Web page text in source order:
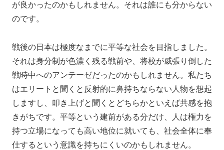
が良かったのかもしれません。それは誰にも分からない
のです。
戦後の日本は極度なまでに平等な社会を目指しました。
それは身分制が色濃く残る戦前や、将校が威張り倒した
戦時中へのアンテーゼだったのかもしれません。私たち
はエリートと聞くと反射的に鼻持ちならない人物を想起
しますし、叩き上げと聞くとどちらかといえば共感を抱
きがちです。平等という建前がある分だけ、人は権力を
持つ立場になっても高い地位に就いても、社会全体に奉
仕するという意識を持ちにくいのかもしれません。